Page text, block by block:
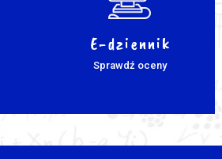
E-dziennik
Sprawdź oceny